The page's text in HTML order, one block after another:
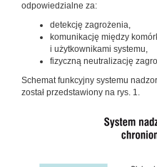
odpowiedzialne za:
detekcję zagrożenia,
komunikację między
i użytkownikami systemu,
fizyczną neutralizację
Schemat funkcyjny systemu
został przedstawiony na rys. 1.